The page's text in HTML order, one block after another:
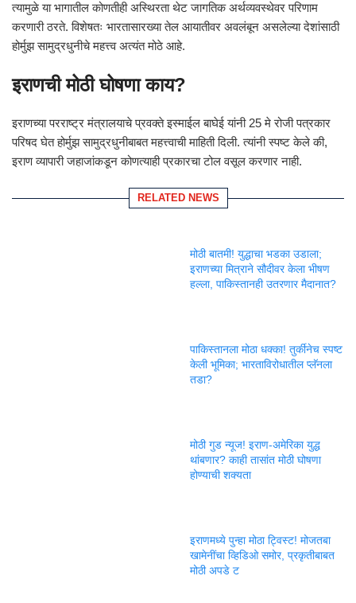
त्यामुळे या भागातील कोणतीही अस्थिरता थेट जागतिक अर्थव्यवस्थेवर परिणाम
करणारी ठरते. विशेषतः भारतासारख्या तेल आयातीवर अवलंबून असलेल्या देशांसाठी
होर्मुझ सामुद्रधुनीचे महत्त्व अत्यंत मोठे आहे.
इराणची मोठी घोषणा काय?
इराणच्या परराष्ट्र मंत्रालयाचे प्रवक्ते इस्माईल बाघेई यांनी 25 मे रोजी पत्रकार
परिषद घेत होर्मुझ सामुद्रधुनीबाबत महत्त्वाची माहिती दिली. त्यांनी स्पष्ट केले की,
इराण व्यापारी जहाजांकडून कोणत्याही प्रकारचा टोल वसूल करणार नाही.
RELATED NEWS
मोठी बातमी! युद्धाचा भडका उडाला;
इराणच्या मित्राने सौदीवर केला भीषण
हल्ला, पाकिस्तानही उतरणार मैदानात?
पाकिस्तानला मोठा धक्का! तुर्कीनेच स्पष्ट
केली भूमिका; भारताविरोधातील प्लॅनला
तडा?
मोठी गुड न्यूज! इराण-अमेरिका युद्ध
थांबणार? काही तासांत मोठी घोषणा
होण्याची शक्यता
इराणमध्ये पुन्हा मोठा ट्विस्ट! मोजतबा
खामेनींचा व्हिडिओ समोर, प्रकृतीबाबत
मोठी अपडे ट